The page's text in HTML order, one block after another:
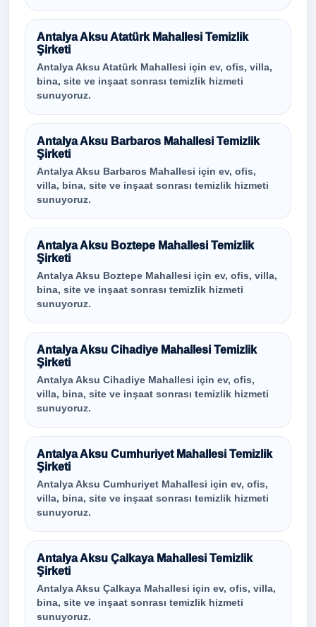
Antalya Aksu Atatürk Mahallesi Temizlik
Şirketi
Antalya Aksu Atatürk Mahallesi için ev, ofis, villa,
bina, site ve inşaat sonrası temizlik hizmeti
sunuyoruz.
Antalya Aksu Barbaros Mahallesi Temizlik
Şirketi
Antalya Aksu Barbaros Mahallesi için ev, ofis,
villa, bina, site ve inşaat sonrası temizlik hizmeti
sunuyoruz.
Antalya Aksu Boztepe Mahallesi Temizlik
Şirketi
Antalya Aksu Boztepe Mahallesi için ev, ofis, villa,
bina, site ve inşaat sonrası temizlik hizmeti
sunuyoruz.
Antalya Aksu Cihadiye Mahallesi Temizlik
Şirketi
Antalya Aksu Cihadiye Mahallesi için ev, ofis,
villa, bina, site ve inşaat sonrası temizlik hizmeti
sunuyoruz.
Antalya Aksu Cumhuriyet Mahallesi Temizlik
Şirketi
Antalya Aksu Cumhuriyet Mahallesi için ev, ofis,
villa, bina, site ve inşaat sonrası temizlik hizmeti
sunuyoruz.
Antalya Aksu Çalkaya Mahallesi Temizlik
Şirketi
Antalya Aksu Çalkaya Mahallesi için ev, ofis, villa,
bina, site ve inşaat sonrası temizlik hizmeti
sunuyoruz.